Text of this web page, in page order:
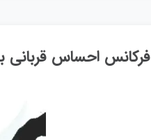
فرکانس احساس قربانی